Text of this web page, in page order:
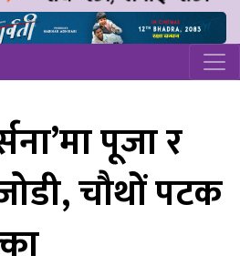
पूजा र
चौथों पटक